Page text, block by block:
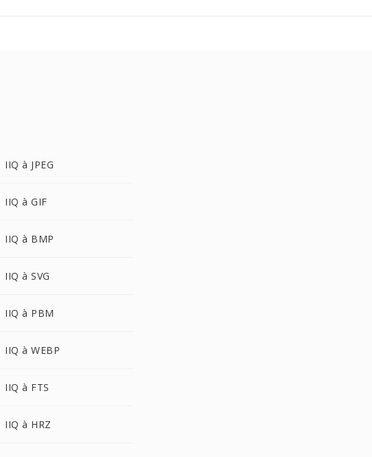
IIQ à JPEG
IIQ à GIF
IIQ à BMP
IIQ à SVG
IIQ à PBM
IIQ à WEBP
IIQ à FTS
IIQ à HRZ